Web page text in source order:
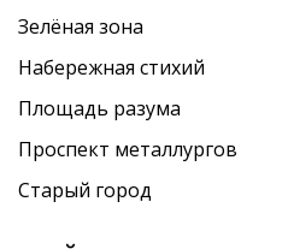
Зелёная зона
Набережная стихий
Площадь разума
Проспект металлургов
Старый город